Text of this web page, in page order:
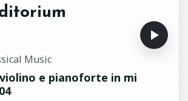
Music
e pianoforte in mi